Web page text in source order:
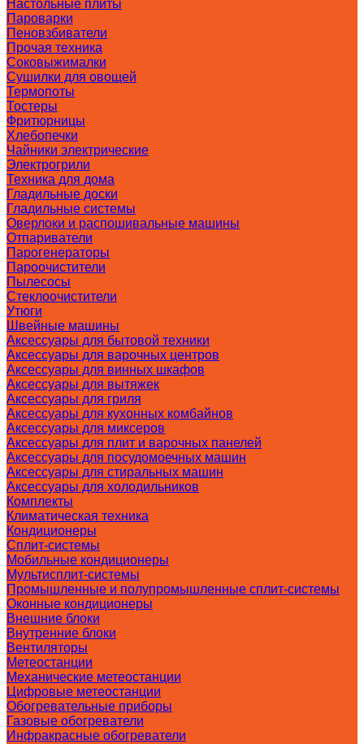
Настольные плиты
Пароварки
Пеновзбиватели
Прочая техника
Соковыжималки
Сушилки для овощей
Термопоты
Тостеры
Фритюрницы
Хлебопечки
Чайники электрические
Электрогрили
Техника для дома
Гладильные доски
Гладильные системы
Оверлоки и распошивальные машины
Отпариватели
Парогенераторы
Пароочистители
Пылесосы
Стеклоочистители
Утюги
Швейные машины
Аксессуары для бытовой техники
Аксессуары для варочных центров
Аксессуары для винных шкафов
Аксессуары для вытяжек
Аксессуары для гриля
Аксессуары для кухонных комбайнов
Аксессуары для миксеров
Аксессуары для плит и варочных панелей
Аксессуары для посудомоечных машин
Аксессуары для стиральных машин
Аксессуары для холодильников
Комплекты
Климатическая техника
Кондиционеры
Сплит-системы
Мобильные кондиционеры
Мультисплит-системы
Промышленные и полупромышленные сплит-системы
Оконные кондиционеры
Внешние блоки
Внутренние блоки
Вентиляторы
Метеостанции
Механические метеостанции
Цифровые метеостанции
Обогревательные приборы
Газовые обогреватели
Инфракрасные обогреватели